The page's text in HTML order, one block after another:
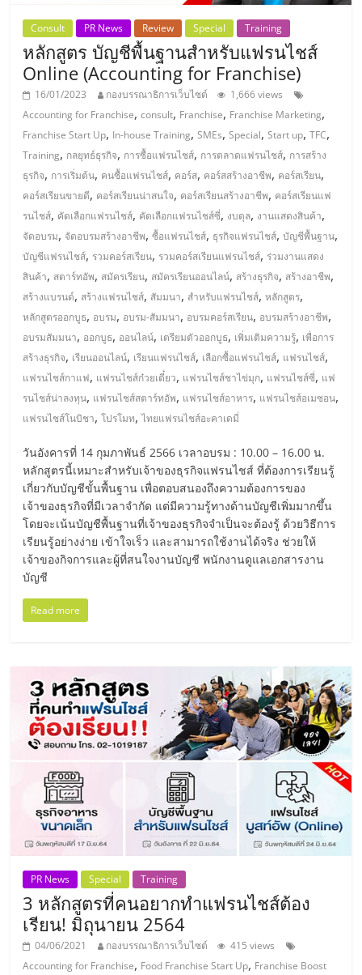
Consult PR News Review Special Training
หลักสูตร บัญชีพื้นฐานสำหรับแฟรนไชส์
Online (Accounting for Franchise)
16/01/2023 กองบรรณาธิการเว็บไซต์
1,666 views
Accounting for Franchise,consult, Franchise, Franchise Marketing,
Franchise Start Up, In-house Training,SMEs,Special,Start up,TFC,
Training, กลยุทธ์ธุรกิจ, การซื้อแฟรนไชส์, การตลาดแฟรนไชส์, การสร้าง
ธุรกิจ, การเริ่มต้น, คนซื้อแฟรนไชส์, คอร์ส, คอร์สสร้างอาชีพ, คอร์สเรียน,
คอร์สเรียนขายดี, คอร์สเรียนน่าสนใจ, คอร์สเรียนสร้างอาชีพ, คอร์สเรียนแฟ
รนไชส์, คัดเลือกแฟรนไชส์, คัดเลือกแฟรนไชส์ซี่, งบดุล, งานแสดงสินค้า,
จัดอบรม, จัดอบรมสร้างอาชีพ,ซื้อแฟรนไชส์, ธุรกิจแฟรนไชส์,บัญชีพื้นฐาน,
บัญชีแฟรนไชส์, รวมคอร์สเรียน, รวมคอร์สเรียนแฟรนไชส์, ร่วมงานแสดง
สินค้า, สตาร์ทอัพ, สมัครเรียน, สมัครเรียนออนไลน์, สร้างธุรกิจ, สร้างอาชีพ,
สร้างแบรนด์, สร้างแฟรนไชส์, สัมมนา, สำหรับแฟรนไชส์,หลักสูตร,
หลักสูตรออกบูธ, อบรม, อบรม-สัมมนา, อบรมคอร์สเรียน, อบรมสร้างอาชีพ,
อบรมสัมมนา, ออกบูธ, ออนไลน์, เตรียมตัวออกบูธ, เพิ่มเติมความรู้, เพื่อการ
สร้างธุรกิจ, เรียนออนไลน์, เรียนแฟรนไชส์, เลือกซื้อแฟรนไชส์, แฟรนไชส์,
แฟรนไชส์กาแฟ, แฟรนไชส์ก๋วยเตี๋ยว, แฟรนไชส์ชาไข่มุก, แฟรนไชส์ซี่, แฟ
รนไชส์น่าลงทุน, แฟรนไชส์สตาร์ทอัพ, แฟรนไชส์อาหาร, แฟรนไชส์อเมซอน,
แฟรนไชส์โนบิชา,โปรโมท,ไทยแฟรนไชส์อะคาเดมี่
วันอังคารที่ 14 กุมภาพันธ์ 2566 เวลาอบรม : 10.00 – 16.00 น.
หลักสูตรนี้เหมาะสำหรับเจ้าของธุรกิจแฟรนไชส์ ที่ต้องการเรียนรู้
เกี่ยวกับบัญชีขั้นพื้นฐาน เพื่อตอบสนองถึงความต้องการของ
เจ้าของธุรกิจที่มีเวลาจำกัด แต่มีความรู้ทางด้านบัญชีเพิ่มมากขึ้น
โดยจะเน้นบัญชีพื้นฐานที่เจ้าของธุรกิจจำเป็นจะต้องรู้ ด้วยวิธีการ
เรียนรู้อย่างง่าย เข้าใจเร็ว และสามารถใช้งานได้จริง ช่วยให้
เจ้าของกิจการและผู้ที่สนใจงานบัญชี พนักงานดูแลเอกสารงาน
บัญชี
Read more
PR News Special Training
3 หลักสูตรที่คนอยากทำแฟรนไชส์ต้อง
เรียน! มิถุนายน 2564
04/06/2021 กองบรรณาธิการเว็บไซต์
415 views
Accounting for Franchise, Food Franchise Start Up, Franchise Boost